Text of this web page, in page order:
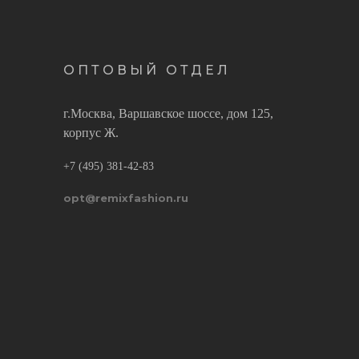
ОПТОВЫЙ ОТДЕЛ
г.Москва, Варшавское шоссе, дом 125,
корпус Ж.
+7 (495) 381-42-83
opt@remixfashion.ru